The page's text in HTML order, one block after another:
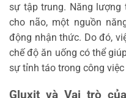
sự tập trung. Năng
cho não, một nguồn
động nhận thức. Do đó,
chế độ ăn uống có thể
sự tỉnh táo trong công việc
Gluxit và Vai trò